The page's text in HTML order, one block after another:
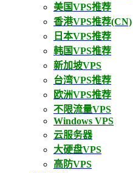
美国VPS推荐
香港VPS推荐(CN)
日本VPS推荐
韩国VPS推荐
新加坡VPS
台湾VPS推荐
欧洲VPS推荐
不限流量VPS
Windows VPS
云服务器
大硬盘VPS
高防VPS